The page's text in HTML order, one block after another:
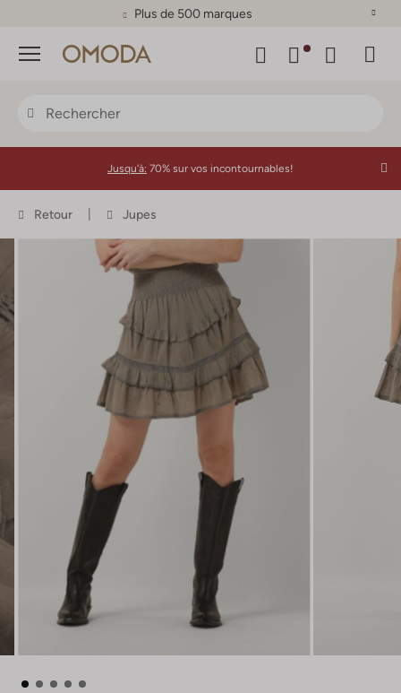
Plus de 500 marques
Menu
Jusqu'à: 70% sur vos incontournables!
Retour Jupes